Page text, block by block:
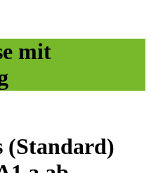
mit
(Standard)